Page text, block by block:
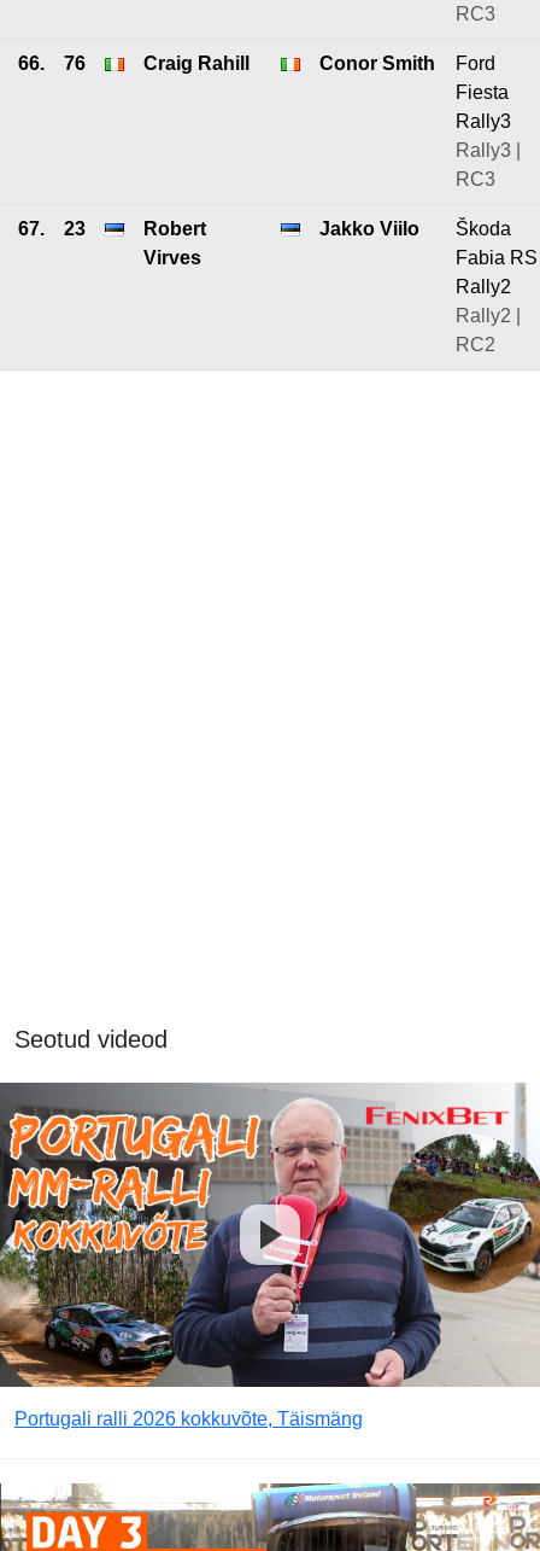
RC3
66. 76 Craig Rahill Conor Smith
Ford
Fiesta
Rally3
Rally3 |
RC3
67. 23
Robert
Virves
Jakko Viilo
Škoda
Fabia RS
Rally2
Rally2 |
RC2
Seotud videod
Portugali ralli 2026 kokkuvõte, Täismäng